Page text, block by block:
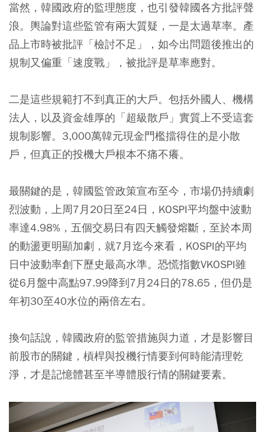
當然，韓國政府的監理態度，也引發韓國各方批評聲
浪。輿論對這些監管有兩大質疑，一是太過草率。產
品上市時被批評「檢討不足」，如今出問題後推出的
規制又偏重「速度戰」，被批評是草率應對。
二是這些規範打不到真正的大戶。包括外國人、機構
法人，以及資金雄厚的「超級散戶」實質上不受這套
規制影響。3,000萬韓元現金門檻擋得住的是小散
戶，但真正的投機大戶根本不痛不癢。
最關鍵的是，韓國監管政策宣布至今，市場仍持續劇
烈波動，上周7月20日至24日，KOSPI平均盤中波動
率達4.98%，五個交易日有四天觸發熔斷，至於本周
的動盪更明顯加劇，就7月迄今來看，KOSPI的平均
日中波動率創下歷史最高水準。恐慌指數VKOSPI雖
從6月盤中高點97.99降到7月24日的78.65，但仍是
年初30至40水位的兩倍左右。
換句話說，韓國政府的監管措施與力道，才是影響目
前股市的關鍵，槓桿與投機行情要到何時能清理乾
淨，才是記憶體甚至半導體股行情的關鍵要素。